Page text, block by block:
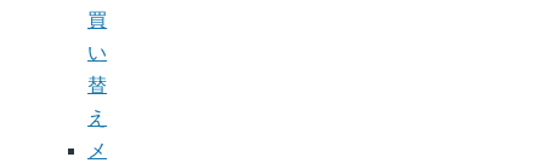
買
い
替
え
メ